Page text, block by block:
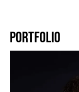
PORTFOLIO